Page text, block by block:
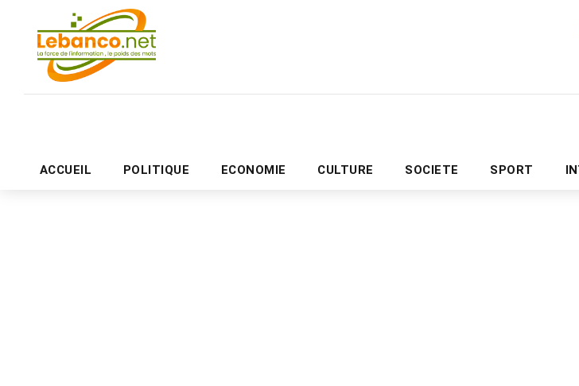
ACCUEIL POLITIQUE ECONOMIE CULTURE SOCIETE SPORTPUBLICITÉ